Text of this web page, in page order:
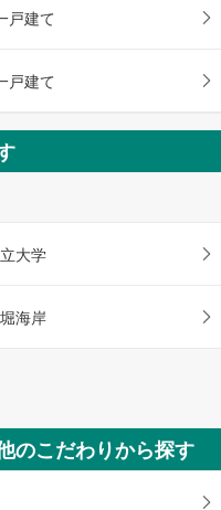
戸建て
戸建て
大学
海岸
のこだわりから探す